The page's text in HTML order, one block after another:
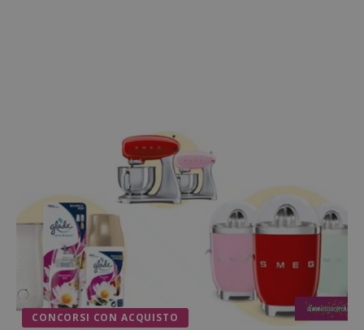
CONCORSI CON ACQUISTO